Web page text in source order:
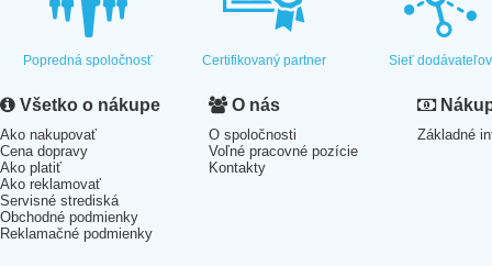
Popredná spoločnosť Certifikovaný partner Sieť dodávateľov
Všetko o nákupe
Ako nakupovať
Cena dopravy
Ako platiť
Ako reklamovať
Servisné strediská
Obchodné podmienky
Reklamačné podmienky
O nás
O spoločnosti
Voľné pracovné pozície
Kontakty
Základné